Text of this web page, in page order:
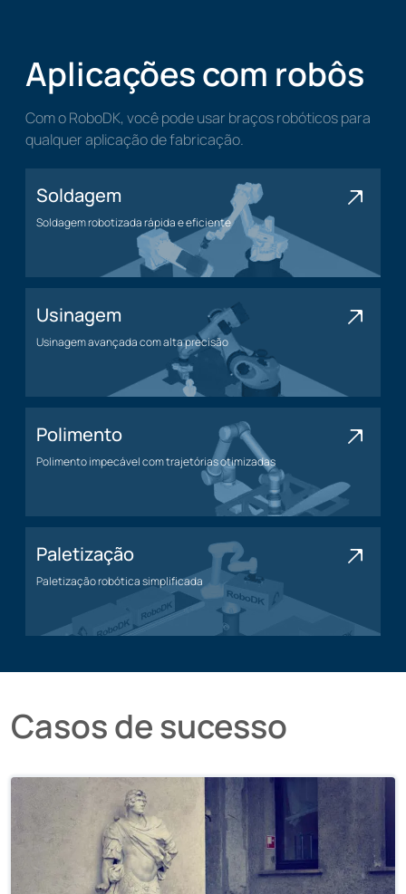
Aplicações com robôs
Com o RoboDK, você pode usar braços robóticos para
qualquer aplicação de fabricação.
Soldagem
Soldagem robotizada rápida e eficiente
Usinagem
Usinagem avançada com alta precisão
Polimento
Polimento impecável com trajetórias otimizadas
Paletização
Paletização robótica simplificada
Casos de sucesso